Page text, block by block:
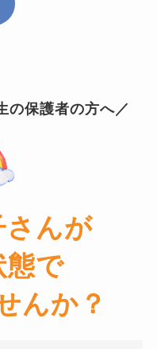
の保護者の方へ／
さんが
態で
んか？